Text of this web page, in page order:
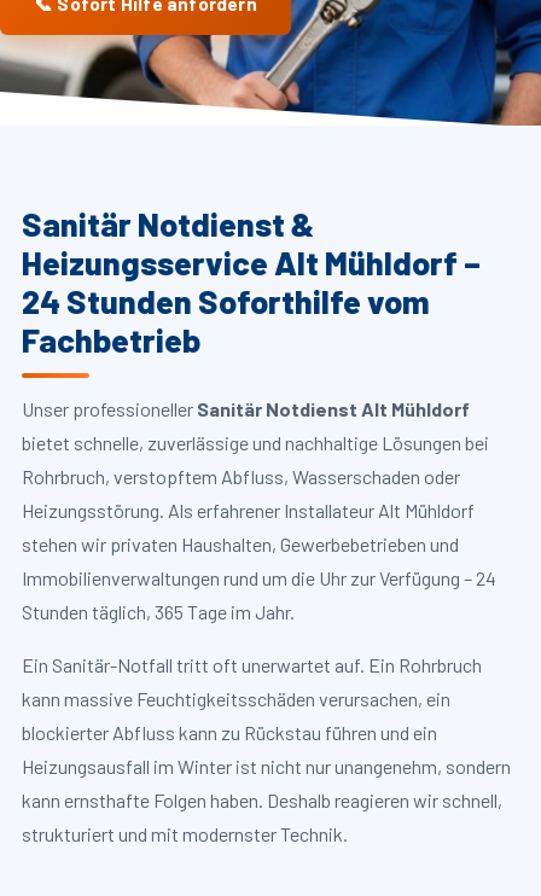
Sanitär Notdienst &
Heizungsservice Alt Mühldorf –
24 Stunden Soforthilfe vom
Fachbetrieb
Unser professioneller Sanitär Notdienst Alt Mühldorf
bietet schnelle, zuverlässige und nachhaltige Lösungen bei
Rohrbruch, verstopftem Abfluss, Wasserschaden oder
Heizungsstörung. Als erfahrener Installateur Alt Mühldorf
stehen wir privaten Haushalten, Gewerbebetrieben und
Immobilienverwaltungen rund um die Uhr zur Verfügung – 24
Stunden täglich, 365 Tage im Jahr.
Ein Sanitär-Notfall tritt oft unerwartet auf. Ein Rohrbruch
kann massive Feuchtigkeitsschäden verursachen, ein
blockierter Abfluss kann zu Rückstau führen und ein
Heizungsausfall im Winter ist nicht nur unangenehm, sondern
kann ernsthafte Folgen haben. Deshalb reagieren wir schnell,
strukturiert und mit modernster Technik.